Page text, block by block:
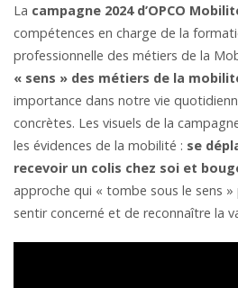
La campagne 2024 d’OPCO
compétences en charge de la
professionnelle des métiers de la
« sens » des métiers de la
importance dans notre vie
concrètes. Les visuels de la
les évidences de la mobilité : se
recevoir un colis chez soi et
approche qui « tombe sous le sens
sentir concerné et de reconnaître la